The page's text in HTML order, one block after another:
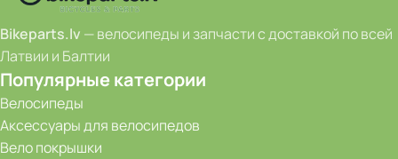
Bikeparts.lv — велосипеды и запчасти с доставкой по всей
Латвии и Балтии
Популярные категории
Велосипеды
Аксессуары для велосипедов
Вело покрышки